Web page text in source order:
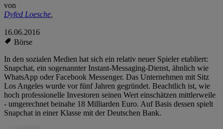
von
Dyfed Loesche,
16.06.2016
Börse
In den sozialen Medien hat sich ein relativ neuer Spieler etabliert:
Snapchat, ein sogenannter Instant-Messaging-Dienst, ähnlich wie
WhatsApp oder Facebook Messenger. Das Unternehmen mit Sitz
Los Angeles wurde vor fünf Jahren gegründet. Beachtlich ist, wie
hoch professionelle Investoren seinen Wert einschätzen mittlerweile
- umgerechnet beinahe 18 Milliarden Euro. Auf Basis dessen spielt
Snapchat in einer Klasse mit der Deutschen Bank.